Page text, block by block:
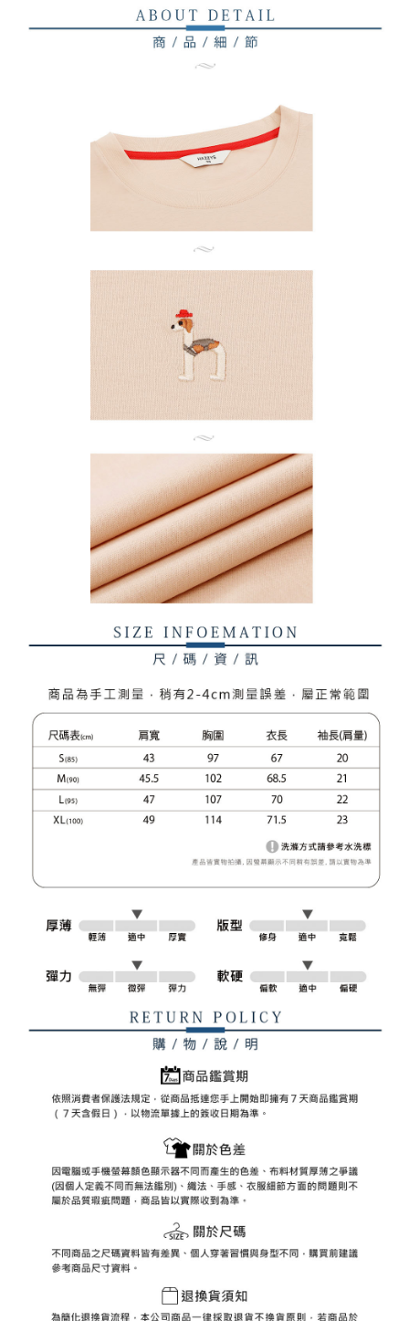
請求用戶進行身份認證。
５．嚴禁一人註冊多個帳號或使用他人資訊註冊。若發現惡意使用之情形，
恩沛科技股份有限公司將有權停止該用戶之使用額度並採取法律行動。